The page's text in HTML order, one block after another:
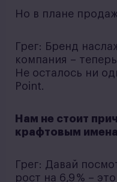
Но в плане
Грег: Бренд
компания –
Не осталось ни
Point.
Нам не стоит
крафтовым
Грег: Давай
рост на 6,9 % –